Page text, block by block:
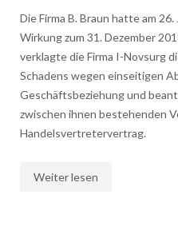
Die Firma B. Braun hatte am
Wirkung zum 31. Dezember
verklagte die Firma I-Novsurg
Schadens wegen einseitigen
Geschäftsbeziehung und
zwischen ihnen bestehenden
Handelsvertretervertrag.
Weiter lesen